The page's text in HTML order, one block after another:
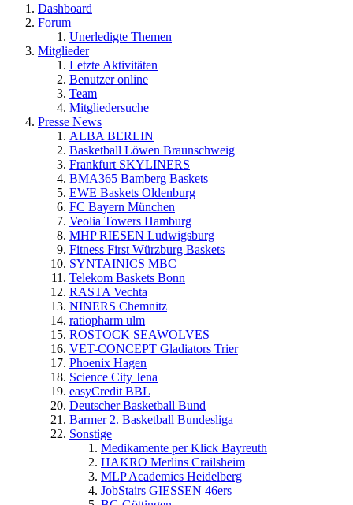
Dashboard
Forum
Unerledigte Themen
Mitglieder
Letzte Aktivitäten
Benutzer online
Team
Mitgliedersuche
Presse News
ALBA BERLIN
Basketball Löwen Braunschweig
Frankfurt SKYLINERS
BMA365 Bamberg Baskets
EWE Baskets Oldenburg
FC Bayern München
Veolia Towers Hamburg
MHP RIESEN Ludwigsburg
Fitness First Würzburg Baskets
SYNTAINICS MBC
Telekom Baskets Bonn
RASTA Vechta
NINERS Chemnitz
ratiopharm ulm
ROSTOCK SEAWOLVES
VET-CONCEPT Gladiators Trier
Phoenix Hagen
Science City Jena
easyCredit BBL
Deutscher Basketball Bund
Barmer 2. Basketball Bundesliga
Sonstige
Medikamente per Klick Bayreuth
HAKRO Merlins Crailsheim
MLP Academics Heidelberg
JobStairs GIESSEN 46ers